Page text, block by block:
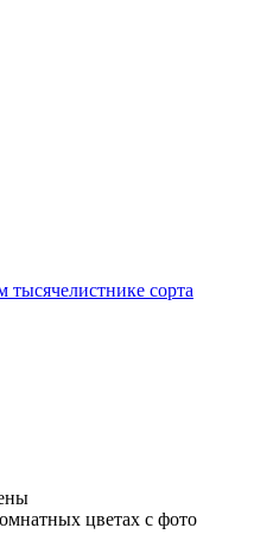
сорта
цветах с фото